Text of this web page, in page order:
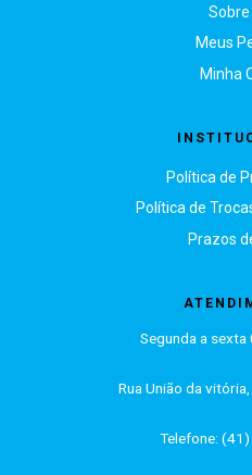
Sobre
Meus
Minha
Política de
Política de
Prazos
Segunda a
Rua União da
Telefone: